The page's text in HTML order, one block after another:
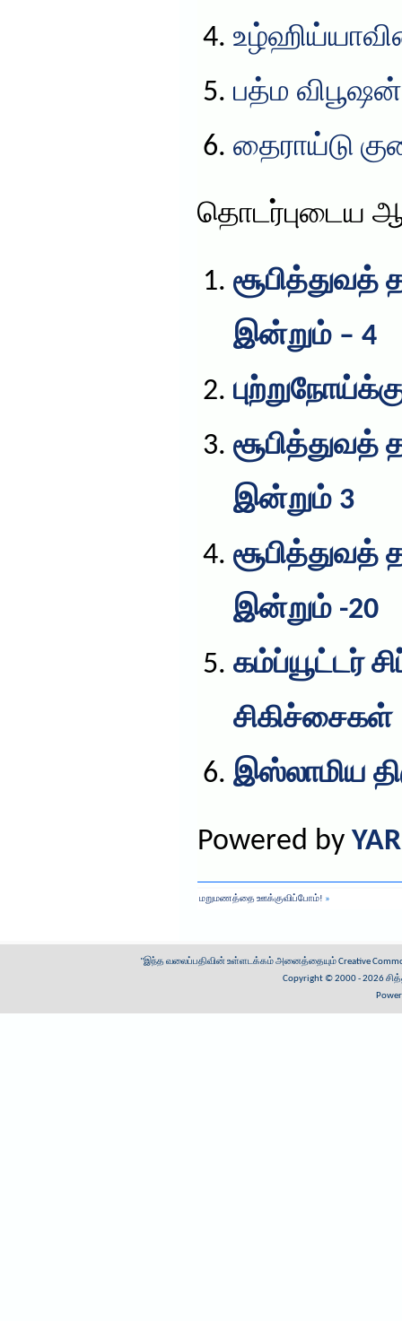
பத்ம
தைராய்டு
தொடர்புடைய
இன்றும் – 4
இன்றும் 3
இன்றும் -20
கம்ப்யூட்டர்
சிகிச்சைகள்
இஸ்லாமிய
Powered by
மறுமணத்தை ஊக்குவிப்போம்! »
"இந்த வலைப்பதிவின் உள்ளடக்கம் அனைத்தையும்Creative
Copyright © 2000 - 2026